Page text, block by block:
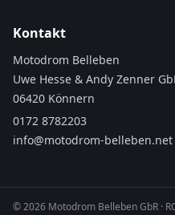
Kontakt
Motodrom Belleben
Uwe Hesse & Andy Zenner
06420 Könnern
0172 8782203
info@motodrom-belleben.net
©2026 Motodrom Belleben GbR ·